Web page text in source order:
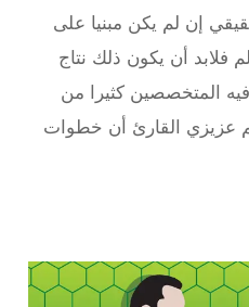
إن لم يكن مبنيا على
فلابد أن يكون ذلك نتاج
المتخصصين كثيرا من
عزيزي القارئ أن خطوات